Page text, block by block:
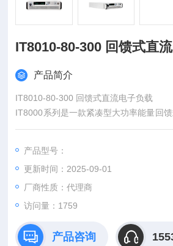
IT8010-80-300 回
产品简介
IT8010-80-300 回馈式直流电子负载
IT8000系列是一款紧凑型大功率能量回馈
模拟各种负载特性，又能将电能回馈电
产品型号：
更新时间：2025-09-01
厂商性质：代理商
访问量：1759
产品咨询